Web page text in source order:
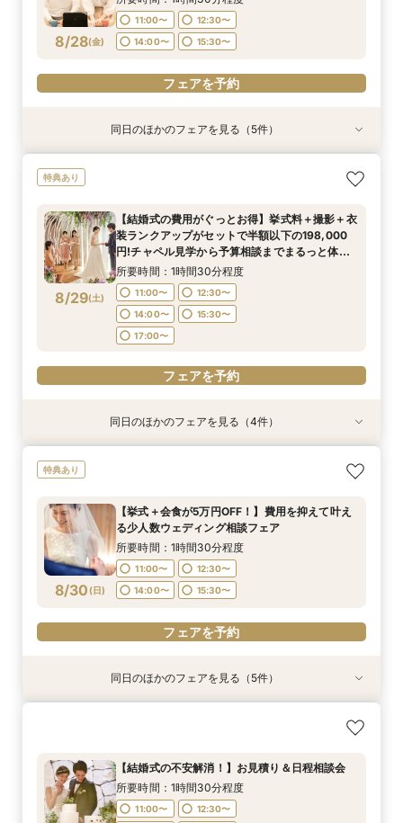
フェアを予約
フェアを予約
フェアを予約
14:00〜
15:30〜
17:00〜
フェアを予約
8/28(金)
11:00〜
12:30〜
14:00〜
15:30〜
フェアを予約
8/28( 金)
【挙式＋会食が5万円OFF！】費用を抑えて叶え
11:00〜
12:30〜
14:00〜
15:30〜
フェアを予約
8/28( 金)
【期間限定】50％OFF★チャペルフォトキャン
11:00〜
12:30〜
14:00〜
15:30〜
フェアを予約
8/28( 金)
11:00〜
12:30〜
14:00〜
15:30〜
フェアを予約
8/28( 金)
【結婚式の費用がぐっとお得】挙式料＋撮影＋衣
BIGフェア
所要時間：1時間30分程度
11:00〜
12:30〜
14:00〜
15:30〜
17:00〜
フェアを予約
8/28( 金)
【和婚フェア｜挙式料半額特典】和装×チャペル
11:00〜
12:30〜
14:00〜
15:30〜
フェアを予約
同日のほかのフェアを見る（5件）
特典あり
8/29(土)
【結婚式の費用がぐっとお得】挙式料＋撮影＋衣
装ランクアップがセットで半額以下の198,000
円!チャペル見学から予算相談までまるっと体験
BIGフェア
所要時間：1時間30分程度
11:00〜
12:30〜
14:00〜
15:30〜
17:00〜
フェアを予約
8/29( 土 )
【挙式＋会食が5万円OFF！】費用を抑えて叶え
11:00〜
12:30〜
14:00〜
15:30〜
フェアを予約
8/29( 土 )
【期間限定】50％OFF★チャペルフォトキャン
11:00〜
12:30〜
14:00〜
15:30〜
フェアを予約
8/29( 土 )
11:00〜
12:30〜
14:00〜
15:30〜
フェアを予約
8/29( 土 )
【和婚フェア｜挙式料半額特典】和装×チャペル
11:00〜
12:30〜
14:00〜
15:30〜
フェアを予約
同日のほかのフェアを見る（4件）
特典あり
8/30 (日)
【挙式＋会食が5万円OFF！】費用を抑えて叶え
る少人数ウェディング相談フェア
所要時間：1時間30分程度
11:00〜
12:30〜
14:00〜
15:30〜
フェアを予約
8/30 日)
【期間限定】50％OFF★チャペルフォトキャン
14:00〜
15:30〜
8/30 日)
【 スマホで気軽に参加】 自宅でオンライン相談
14:00〜
15:30〜
8/30 日)
11:00〜
12:30〜
14:00〜
15:30〜
8/30 日)
【結婚式の費用がぐっとお得】挙式料＋撮影＋衣
BIGフェア
所要時間：1時間30分程度
11:00〜
12:30〜
14:00〜
15:30〜
8/30 日)
【和婚フェア｜挙式料半額特典】和装×チャペル
14:00〜
15:30〜
同日のほかのフェアを見る（5件）
【結婚式の不安解消！】お見積り＆日程相談会
所要時間：1時間30分程度
11:00〜
12:30〜